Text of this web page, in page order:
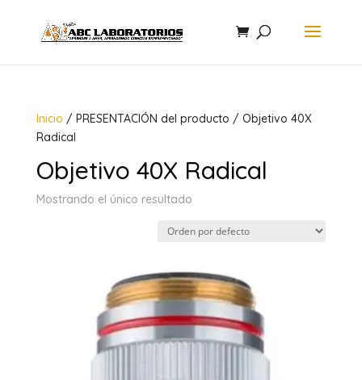
Inicio / PRESENTACIÓN del producto / Objetivo 40X
Radical
Objetivo 40X Radical
Mostrando el único resultado